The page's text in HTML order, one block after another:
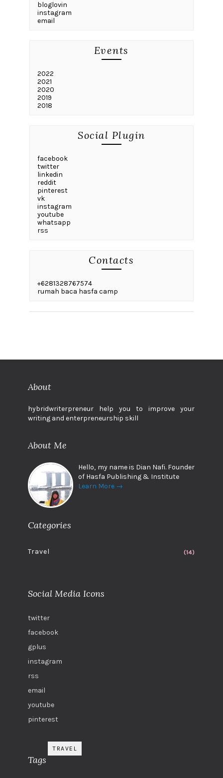
bloglovin
instagram
email
Events
2022
2021
2020
2019
2018
Social Plugin
facebook
twitter
linkedin
reddit
pinterest
vk
instagram
youtube
whatsapp
rss
Contacts
+6281328767574
rumah baca hasfa camp
About
hybridwriterpreneur help you to improve your
writing and enterpreneurship skill
About Me
Hello, my name is Dian Nafi. Founder
of Hasfa Publishing & Institute
Learn More →
Categories
Travel (14)
Social Media Icons
twitter
facebook
gplus
instagram
rss
email
youtube
pinterest
Tags
TRAVEL